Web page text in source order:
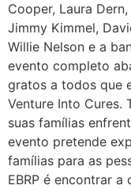
Cooper, Laura
Jimmy Kimmel,
Willie Nelson e a
evento completo
gratos a todos que
Venture Into Cures.
suas famílias
evento pretende
famílias para as
EBRP é encontrar a